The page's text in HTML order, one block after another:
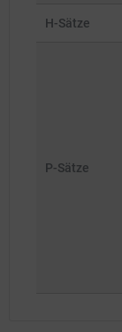
H-Sätze
P-Sätze